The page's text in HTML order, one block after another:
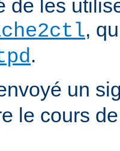
de les
,
.
un
le cours